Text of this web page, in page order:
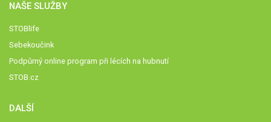
NAŠE SLUŽBY
STOBlife
Sebekoučink
Podpůrný online program při lécích na hubnutí
STOB.cz
DALŠÍ